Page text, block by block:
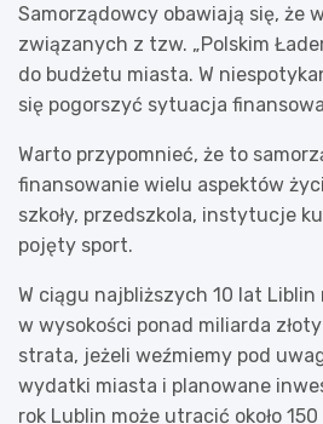
Samorządowcy obawiają się, że
związanych z tzw. „Polskim
do budżetu miasta. W
się pogorszyć sytuacja
Warto przypomnieć, że to
finansowanie wielu aspektów
szkoły, przedszkola, instytucje
pojęty sport.
W ciągu najbliższych 10 lat Liblin
w wysokości ponad miliarda
strata, jeżeli weźmiemy pod
wydatki miasta i planowane
rok Lublin może utracić około